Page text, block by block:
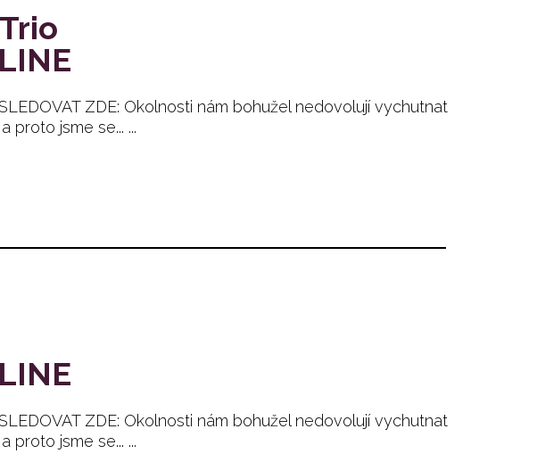
ZDE: Okolnosti nám bohužel nedovolují vychutnat
proto jsme se... ...
ZDE: Okolnosti nám bohužel nedovolují vychutnat
proto jsme se... ...